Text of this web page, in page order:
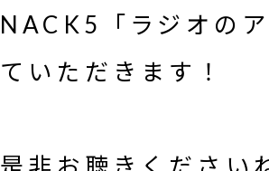
NACK5「ラジオの
ていただきます！